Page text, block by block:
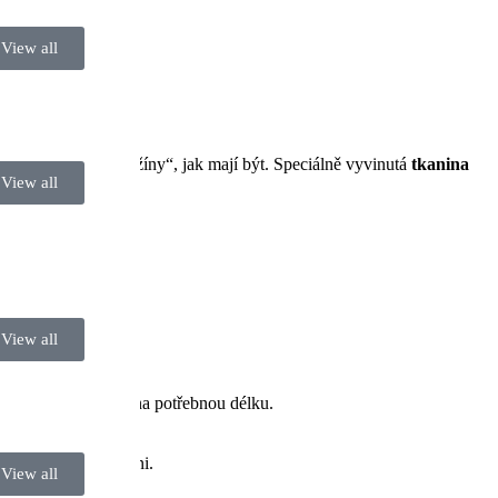
View all
View all
View all
View all
to tzv. „sedící džíny“, jak mají být. Speciálně vyvinutá tkanina
Stačí je stáhnout na potřebnou délku.
vozíku, ne na koni.